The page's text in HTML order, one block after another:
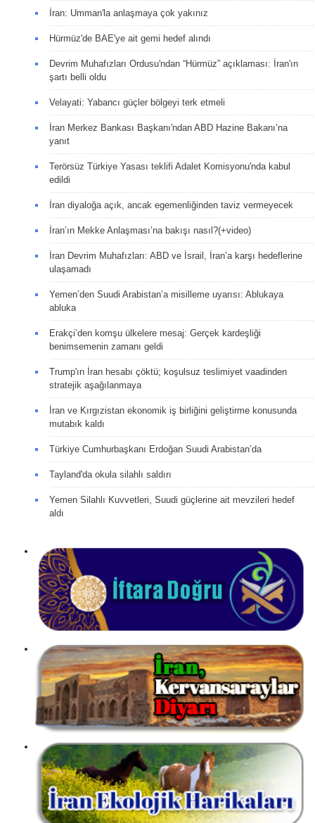
İran: Umman'la anlaşmaya çok yakınız
Hürmüz'de BAE'ye ait gemi hedef alındı
Devrim Muhafızları Ordusu'ndan “Hürmüz” açıklaması: İran'ın
şartı belli oldu
Velayati: Yabancı güçler bölgeyi terk etmeli
İran Merkez Bankası Başkanı'ndan ABD Hazine Bakanı’na
yanıt
Terörsüz Türkiye Yasası teklifi Adalet Komisyonu'nda kabul
edildi
İran diyaloğa açık, ancak egemenliğinden taviz vermeyecek
İran’ın Mekke Anlaşması’na bakışı nasıl?(+video)
İran Devrim Muhafızları: ABD ve İsrail, İran’a karşı hedeflerine
ulaşamadı
Yemen’den Suudi Arabistan’a misilleme uyarısı: Ablukaya
abluka
Erakçi’den komşu ülkelere mesaj: Gerçek kardeşliği
benimsemenin zamanı geldi
Trump'ın İran hesabı çöktü; koşulsuz teslimiyet vaadinden
stratejik aşağılanmaya
İran ve Kırgızistan ekonomik iş birliğini geliştirme konusunda
mutabık kaldı
Türkiye Cumhurbaşkanı Erdoğan Suudi Arabistan’da
Tayland'da okula silahlı saldırı
Yemen Silahlı Kuvvetleri, Suudi güçlerine ait mevzileri hedef
aldı